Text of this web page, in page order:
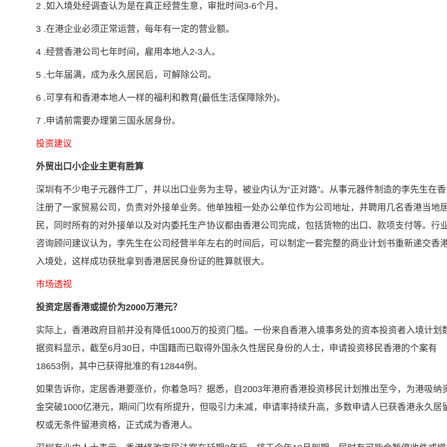
2 .如入境处经调查认为是在真正经营生意，审批时间3-6个月。
3 .在港企业必须正常运营，每年有一定的营业额。
4 .经营香港公司七年时间，雇用本地人2-3人。
5 .七年届满，成为永久居民后，可解除公司。
6 .可享有和香港本地人一样的福利和教育(最低生活保障除外)。
7 .申请前需要办理第三国永居身份。
投资建议
外贸出口小企业主更有胜算
深圳有不少电子元器件工厂，并以出口业务为主导，被业内认为“正对路”。从事元器件制造的李先生在
注册了一家贸易公司，负责对外接单业务。他单独租一处办公单位作为公司地址，并聘用几名香港当地
民，同时所有的对外接单以及对内委托生产协议都由香港公司完成，包括货物的出口、款项支付等。行
咨询顾问建议认为，李先生在公司经营半年左右的时间后，可以制定一套完整的商业计划书重新递交香
入境处，这样成功获批拿到香港居民身份证的胜算就很大。
市场透视
投资定居香港或提价为2000万港元？
实际上，香港政府目前并没有降低1000万的投资门槛。一份来自香港入境事务处的资本投资者入境计划
据资料显示，截至6月30日，中国籍而已取得外国永久性居民身份的人士，申请投资移民香港的个案有
18653例，其中已获得批准的有12844例。
如果告诉你，定居香港要涨价，你着急吗？据悉，自2003年港府香港投资移民计划推出至今，为港吸纳
金突破1000亿港元，期间门坎有所提升，但吸引力未减，申请率持续升高，多数申请人已获香港永久居
权或无条件留港资格，正式成为香港人。